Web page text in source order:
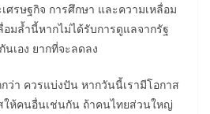
ศรษฐกิจ การศึกษา และความเหลื่อม
มล้ำนี้หากไม่ได้รับการดูแลจากรัฐ
เอง ยากที่จะลดลง
ว่า ควรแบ่งปัน หากวันนี้เรามีโอกาส
ให้คนอื่นเช่นกัน ถ้าคนไทยส่วนใหญ่